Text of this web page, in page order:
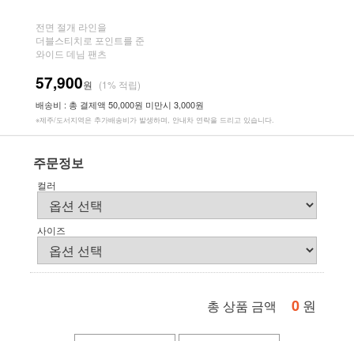
전면 절개 라인을
더블스티치로 포인트를 준
와이드 데님 팬츠
57,900원 (1% 적립)
배송비 : 총 결제액 50,000원 미만시 3,000원
※제주/도서지역은 추가배송비가 발생하며, 안내차 연락을 드리고 있습니다.
주문정보
컬러
사이즈
총 상품 금액 0 원